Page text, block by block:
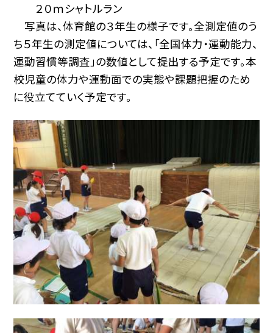
２０ｍシャトルラン
写真は、体育館の３年生の様子です。全測定値のう
ち５年生の測定値については、「全国体力・運動能力、
運動習慣等調査」の数値として提出する予定です。本
校児童の体力や運動面での実態や課題把握のため
に役立てていく予定です。